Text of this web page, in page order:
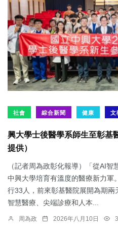
社會 綜合新聞 健康 文
興大學士後醫學系師生至彰基
提供）
（記者周為政彰化報導）「從AI
中興大學培育有溫度的醫療新力軍
行33人，前來彰基醫院展開為期
智慧醫療、尖端診療和人本...
周為政 2026年八月10日